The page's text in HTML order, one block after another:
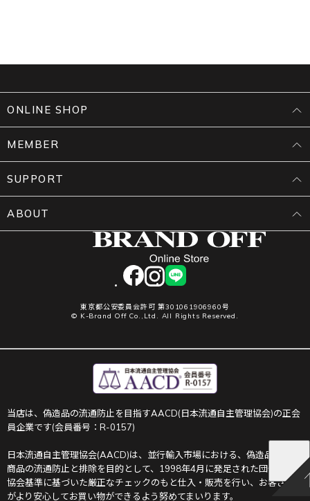
facebookinstagram
LINE
東京都公安委員会許可 第301061906960号
© K-Brand Off Co.,Ltd. All Rights Reserved.
ONLINE SHOP
MEMBER
SUPPORT
ABOUT
当店は、偽造品の流通防止を目指すAACD(日本流通自主管理協会)の正会
員企業です(会員番号：R-0157)
日本流通自主管理協会(AACD)は、並行輸入市場における、偽造品や不正
商品の流通防止と排除を目的として、1998年4月に発足された団体です。
協会基準に基づいた厳正なチェックのもと仕入・販売を行い、お客さま
がより安心してお買い物ができるよう努めてまいります。